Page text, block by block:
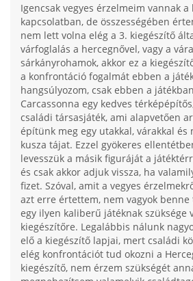
Igencsak vegyes érzelmeim vannak a
kapcsolatban, de összességében
nem lett volna elég a 3. kiegészítő
várfoglalás a hercegnővel, vagy a
sárkányrohamok, akkor ez a
a konfrontáció fogalmát ebben a
hangsúlyozom, csak ebben a
Carcassonna egy kedves
családi társasjáték, ami alapvetően
építünk meg egy utakkal, várakkal és
kusza tájat. Ezzel gyökeres
levesszük a másik figuráját a
és csak akkor adjuk vissza, ha
fizet. Szóval, amit a vegyes
azt erre értettem, nem vagyok
egy ilyen kaliberű játéknak szüksége
kiegészítőre. Legalábbis nálunk
elő a kiegészítő lapjai, mert családi
elég konfrontációt tud okozni a
kiegészítő, nem érzem szükségét